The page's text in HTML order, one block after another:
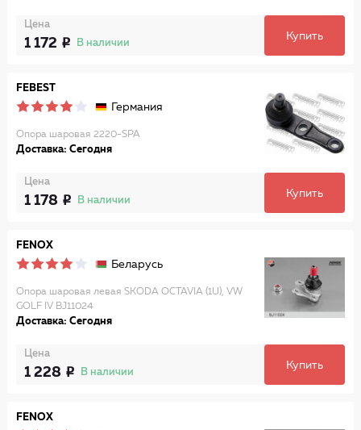
Цена
1 172 В наличии
Купить
FEBEST
Германия
Опора шаровая 2220-SPA
Доставка: Сегодня
Цена
1 178 В наличии
Купить
FENOX
Беларусь
Опора шаровая левая SKODA OCTAVIA (1U), VW
GOLF IV BJ11024
Доставка: Сегодня
Цена
1 228 В наличии
Купить
FENOX